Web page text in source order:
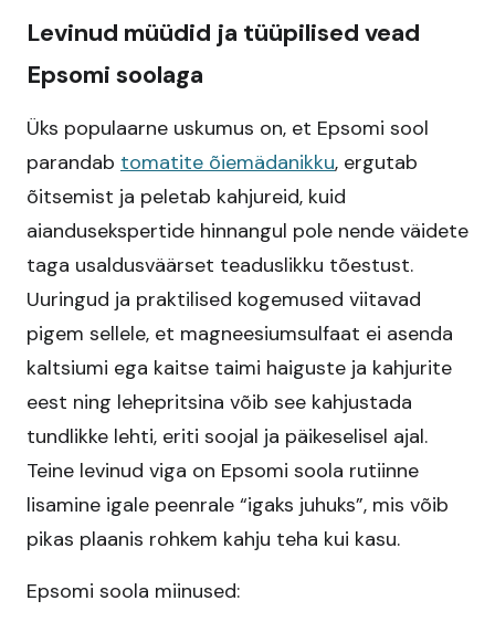
Levinud müüdid ja tüüpilised vead
Epsomi soolaga
Üks populaarne uskumus on, et Epsomi sool
parandab tomatite õiemädanikku, ergutab
õitsemist ja peletab kahjureid, kuid
aiandusekspertide hinnangul pole nende väidete
taga usaldusväärset teaduslikku tõestust.
Uuringud ja praktilised kogemused viitavad
pigem sellele, et magneesiumsulfaat ei asenda
kaltsiumi ega kaitse taimi haiguste ja kahjurite
eest ning lehepritsina võib see kahjustada
tundlikke lehti, eriti soojal ja päikeselisel ajal.
Teine levinud viga on Epsomi soola rutiinne
lisamine igale peenrale “igaks juhuks”, mis võib
pikas plaanis rohkem kahju teha kui kasu.
Epsomi soola miinused: